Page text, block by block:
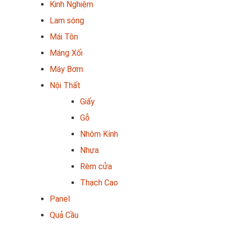
Kinh Nghiệm
Lam sóng
Mái Tôn
Máng Xối
Máy Bơm
Nội Thất
Giấy
Gỗ
Nhôm Kính
Nhựa
Rèm cửa
Thạch Cao
Panel
Quả Cầu